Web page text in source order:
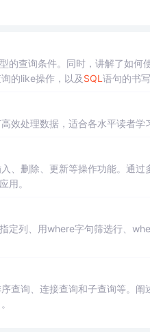
的查询条件。同时，讲解了如何
的like操作，以及 SQL 语句的书
效处理数据，适合各水平读者学
、删除、更新等操作功能。通过
用。
定列、用where字句筛选行、
查询、连接查询和子查询等。阐